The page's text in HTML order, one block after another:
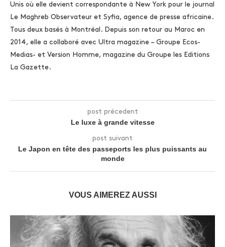
Unis où elle devient correspondante à New York pour le journal
Le Maghreb Observateur et Syfia, agence de presse africaine.
Tous deux basés à Montréal. Depuis son retour au Maroc en
2014, elle a collaboré avec Ultra magazine – Groupe Ecos-
Medias- et Version Homme, magazine du Groupe les Editions
La Gazette.
post précedent
Le luxe à grande vitesse
post suivant
Le Japon en tête des passeports les plus puissants au
monde
VOUS AIMEREZ AUSSI